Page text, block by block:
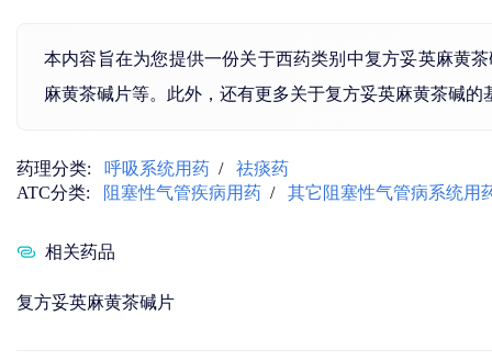
本内容旨在为您提供一份关于西药类别中复方妥英麻黄
麻黄茶碱片等。此外，还有更多关于复方妥英麻黄茶碱
药理分类: 呼吸系统用药 /
祛痰药
ATC分类:
阻塞性气管疾病用药 / 其它阻塞性气管病系统用
相关药品
复方妥英麻黄茶碱片